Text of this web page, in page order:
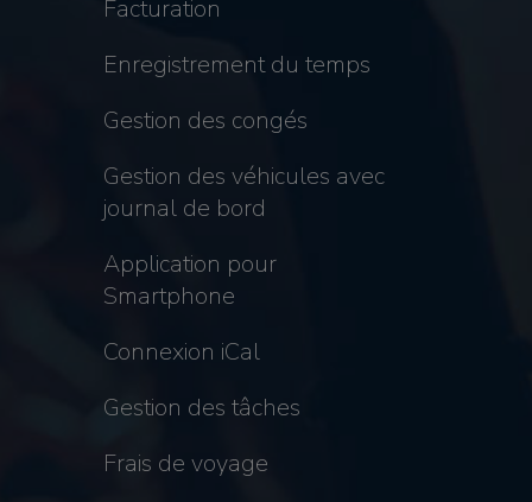
Facturation
Enregistrement du temps
Gestion des congés
Gestion des véhicules avec
journal de bord
Application pour
Smartphone
Connexion iCal
Gestion des tâches
Frais de voyage